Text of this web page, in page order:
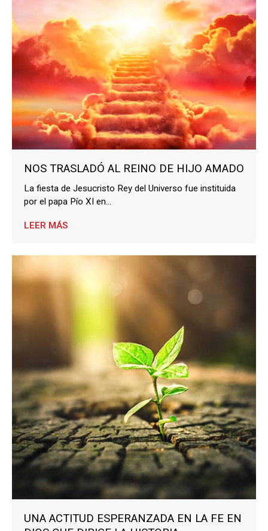
NOS TRASLADÓ AL REINO DE HIJO AMADO
La fiesta de Jesucristo Rey del Universo fue instituida
por el papa Pío XI en...
LEER MÁS
UNA ACTITUD ESPERANZADA EN LA FE EN